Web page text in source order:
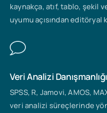
kaynakça, atıf, tablo, şekil
uyumu açısından editöryal
Veri Analizi Danışmanlığı
SPSS, R, Jamovi, AMOS,
veri analizi süreçlerinde